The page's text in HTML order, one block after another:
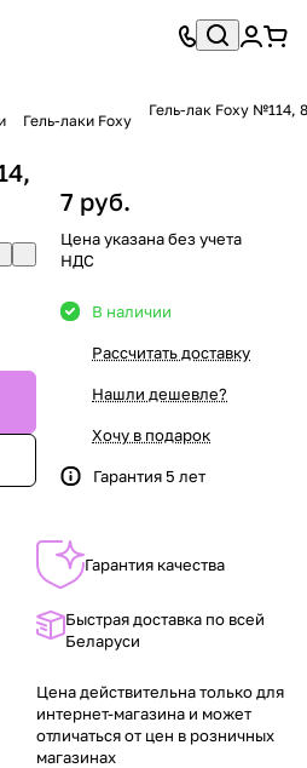
Гель-лаки Foxy
Гель-лак Foxy №114,
7 руб.
Цена указана без учета
НДС
В наличии
Рассчитать доставку
Нашли дешевле?
Хочу в подарок
Гарантия 5 лет
Гарантия качества
Быстрая доставка по всей
Беларуси
Цена действительна только для
интернет-магазина и может
отличаться от цен в розничных
магазинах